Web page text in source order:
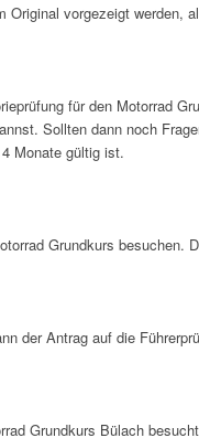
vorgezeigt
für den Motorrad
Sollten dann noch
Monate gültig ist.
Grundkurs
der Antrag auf die
Grundkurs Bülach